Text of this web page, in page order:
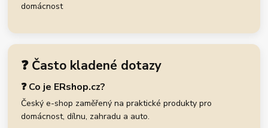
domácnost
❓ Často kladené dotazy
❓ Co je ERshop.cz?
Český e-shop zaměřený na praktické produkty pro
domácnost, dílnu, zahradu a auto.